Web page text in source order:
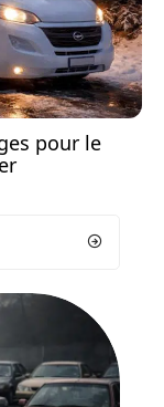
pour le